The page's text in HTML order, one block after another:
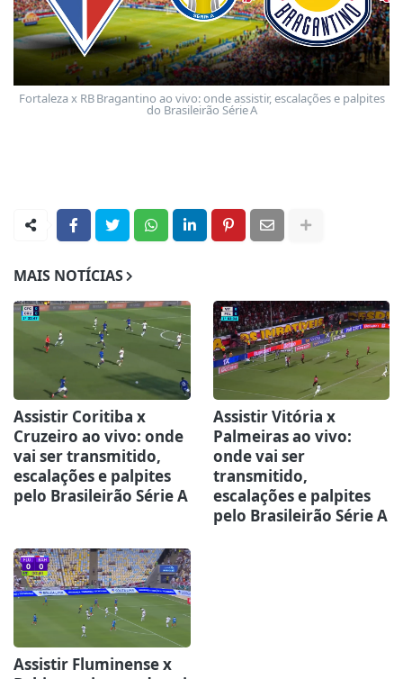
Fortaleza x RB Bragantino ao vivo: onde assistir, escalações e palpites
do Brasileirão Série A
MAIS NOTÍCIAS
Assistir Coritiba x
Cruzeiro ao vivo: onde
vai ser transmitido,
escalações e palpites
pelo Brasileirão Série A
Assistir Vitória x
Palmeiras ao vivo:
onde vai ser
transmitido,
escalações e palpites
pelo Brasileirão Série A
Assistir Fluminense x